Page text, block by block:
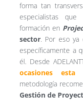
forma tan
especialistas
formación en
sector. Por eso ya
específicamente a
él. Desde
ocasiones esta
metodología
Gestión de